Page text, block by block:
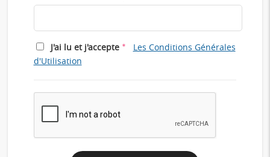
J'ai lu et j'accepte *
Les Conditions Générales
d'Utilisation